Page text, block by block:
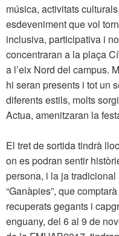
música, activitats
esdeveniment que vol
inclusiva, participativa i
concentraran a la plaça
a l’eix Nord del campus.
hi seran presents i tot un
diferents estils, molts
Actua, amenitzaran la
El tret de sortida tindrà
on es podran sentir
persona, i la ja
“Ganàpies”, que
recuperats gegants i
enguany, del 6 al 9 de